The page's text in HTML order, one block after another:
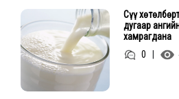
Сүү
дугаар
хамрагдана
0